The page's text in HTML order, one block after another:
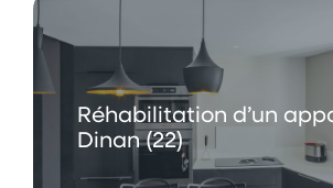
Réhabilitation d’un
Dinan (22)